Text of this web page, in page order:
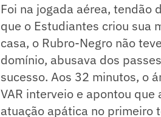
Foi na jogada aérea, tendão
que o Estudiantes criou sua
casa, o Rubro-Negro não
domínio, abusava dos
sucesso. Aos 32 minutos, o
VAR interveio e apontou
atuação apática no primeiro